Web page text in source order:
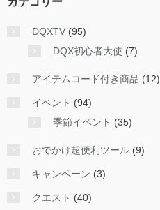
DQXTV (95)
DQX初心者大使 (7)
アイテムコード付き商品 (12)
イベント (94)
季節イベント (35)
おでかけ超便利ツール (9)
キャンペーン (3)
クエスト (40)